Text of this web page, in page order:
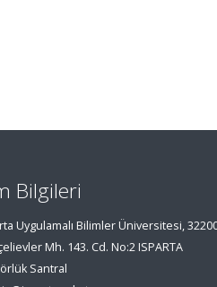
Bilgileri
Uygulamalı Bilimler Üniversitesi,
Mh. 143. Cd. No:2 ISPARTA
Santral